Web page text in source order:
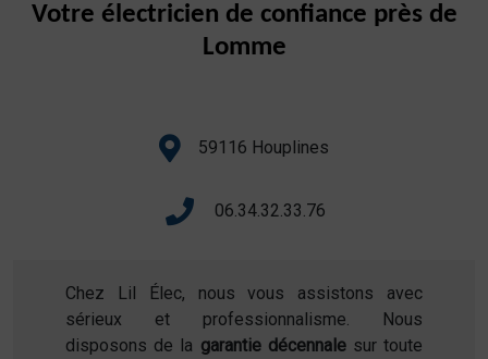
Votre électricien de confiance près de
Lomme
59116 Houplines
06.34.32.33.76
Chez Lil Élec, nous vous assistons avec
sérieux et professionnalisme. Nous
disposons de la garantie décennalesur toute